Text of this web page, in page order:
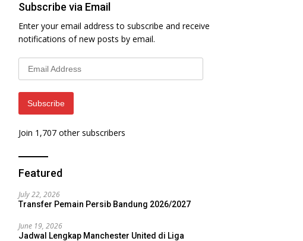
Subscribe via Email
Enter your email address to subscribe and receive
notifications of new posts by email.
Email
Address
Subscribe
Join 1,707 other subscribers
Featured
July 22, 2026
Transfer Pemain Persib Bandung 2026/2027
June 19, 2026
Jadwal Lengkap Manchester United di Liga